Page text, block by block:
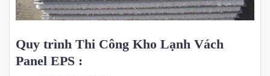
Quy trình Thi Công Kho Lạnh Vách
Panel EPS :